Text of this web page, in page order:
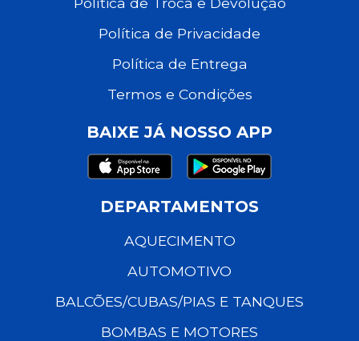
Política de Privacidade
Política de Entrega
Termos e Condições
BAIXE JÁ NOSSO APP
DEPARTAMENTOS
AQUECIMENTO
AUTOMOTIVO
BALCÕES/CUBAS/PIAS E TANQUES
BOMBAS E MOTORES